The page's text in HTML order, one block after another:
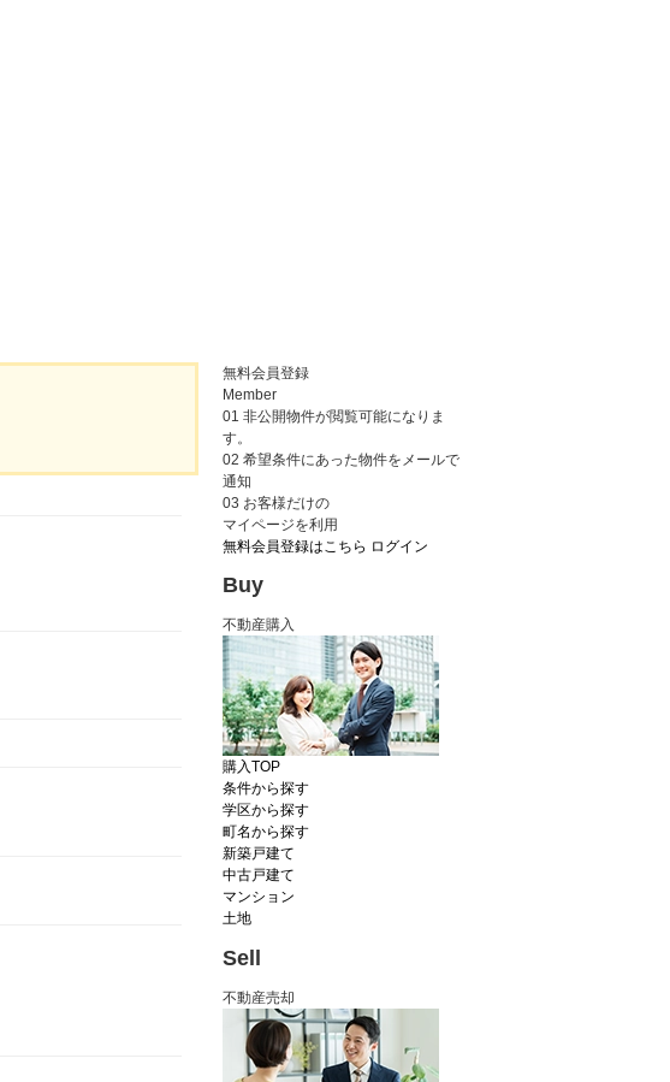
無料会員登録
Member
01 非公開物件が閲覧可能になりま
す。
02 希望条件にあった物件をメールで
通知
03 お客様だけの
マイページを利用
無料会員登録はこちら ログイン
Buy
不動産購入
購入TOP
条件から探す
学区から探す
町名から探す
新築戸建て
中古戸建て
マンション
土地
Sell
不動産売却